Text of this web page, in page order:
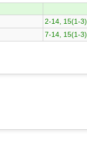
2-14, 15(1-3)
7-14, 15(1-3)